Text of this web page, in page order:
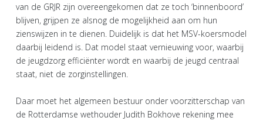
van de GRJR zijn overeengekomen dat ze toch ‘binnenboord’
blijven, grijpen ze alsnog de mogelijkheid aan om hun
zienswijzen in te dienen. Duidelijk is dat het MSV-koersmodel
daarbij leidend is. Dat model staat vernieuwing voor, waarbij
de jeugdzorg efficiënter wordt en waarbij de jeugd centraal
staat, niet de zorginstellingen.
Daar moet het algemeen bestuur onder voorzitterschap van
de Rotterdamse wethouder Judith Bokhove rekening mee